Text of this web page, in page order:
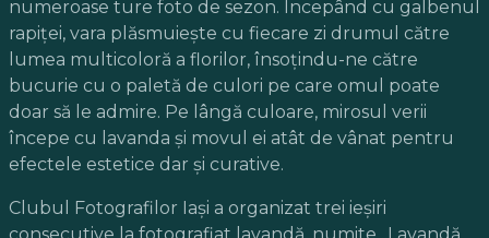
numeroase ture foto de sezon. Începând cu galbenul
rapiței, vara plăsmuiește cu fiecare zi drumul către
lumea multicoloră a florilor, însoțindu-ne către
bucurie cu o paletă de culori pe care omul poate
doar să le admire. Pe lângă culoare, mirosul verii
începe cu lavanda și movul ei atât de vânat pentru
efectele estetice dar și curative.
Clubul Fotografilor Iași a organizat trei ieșiri